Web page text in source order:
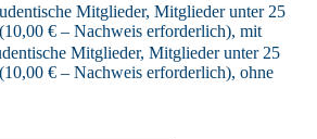
Mitglieder, Mitglieder unter 25
€ – Nachweis erforderlich), mit
Mitglieder, Mitglieder unter 25
€ – Nachweis erforderlich), ohne